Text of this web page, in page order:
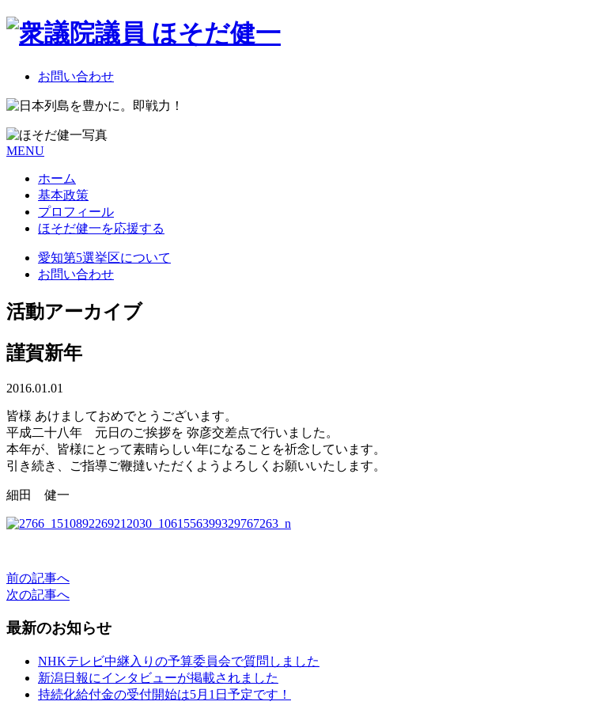
お問い合わせ
MENU
ホーム
基本政策
プロフィール
ほそだ健一を応援する
愛知第5選挙区について
お問い合わせ
活動アーカイブ
謹賀新年
2016.01.01
皆様 あけましておめでとうございます。
平成二十八年 元日のご挨拶を 弥彦交差点で行いました。
本年が、皆様にとって素晴らしい年になることを祈念しています。
引き続き、ご指導ご鞭撻いただくようよろしくお願いいたします。
細田 健一
前の記事へ
次の記事へ
最新のお知らせ
NHKテレビ中継入りの予算委員会で質問しました
新潟日報にインタビューが掲載されました
持続化給付金の受付開始は5月1日予定です！